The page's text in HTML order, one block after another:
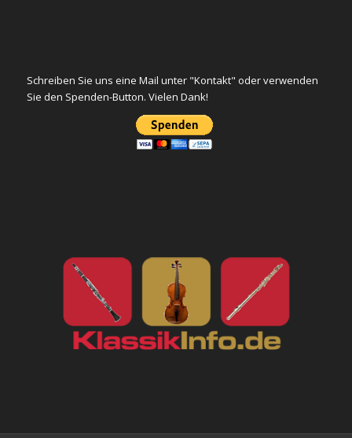
Schreiben Sie uns eine Mail unter "Kontakt" oder verwenden
Sie den Spenden-Button. Vielen Dank!